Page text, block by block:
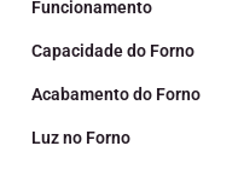
Funcionamento
Capacidade do Forno
Acabamento do Forno
Luz no Forno